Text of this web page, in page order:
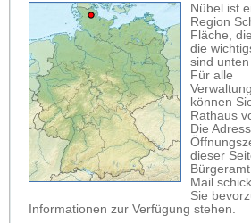
Nübel ist
Region
Fläche,
die
sind unten
Für alle
können
Rathaus
Die
dieser
Mail
Sie
Informationen zur Verfügung stehen.